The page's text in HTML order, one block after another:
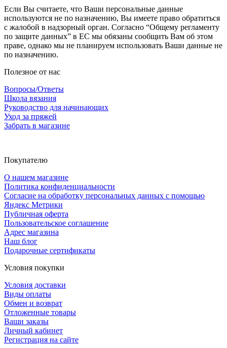
Если Вы считаете, что Ваши персональные данные
используются не по назначению, Вы имеете право обратиться
с жалобой в надзорный орган. Согласно “Общему регламенту
по защите данных” в ЕС мы обязаны сообщить Вам об этом
праве, однако мы не планируем использовать Ваши данные не
по назначению.
Полезное от нас
Вопросы/Ответы
Школа вязания
Руководство для начинающих
Уход за пряжей
Забрать в магазине
Покупателю
О нашем магазине
Политика конфиденциальности
Согласие на обработку персональных данных с помощью
Яндекс Метрики
Публичная оферта
Пользовательское соглашение
Адрес магазина
Наш блог
Подарочные сертификаты
Условия покупки
Условия доставки
Виды оплаты
Обмен и возврат
Отложенные товары
Ваши заказы
Личный кабинет
Регистрация на сайте